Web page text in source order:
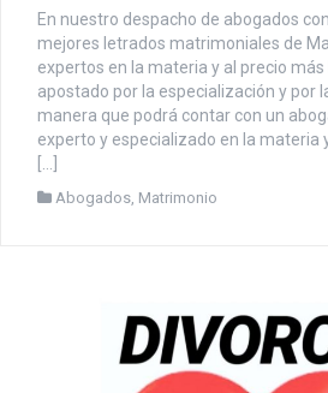
En nuestro despacho de abogados
mejores letrados matrimoniales de
expertos en la materia y al precio
apostado por la especialización y por
manera que podrá contar con un
experto y especializado en la materia
Abogados, Matrimonio